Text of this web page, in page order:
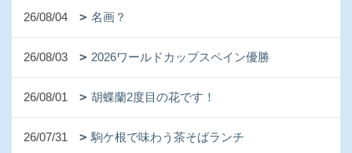
26/08/04 名画？
26/08/03 2026ワールドカップスペイン優勝
26/08/01 胡蝶蘭2度目の花です！
26/07/31 駒ケ根で味わう茶そばランチ